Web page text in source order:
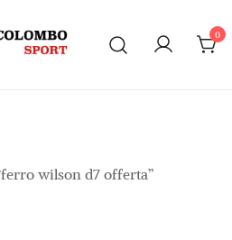
0
wilson d7 offerta”